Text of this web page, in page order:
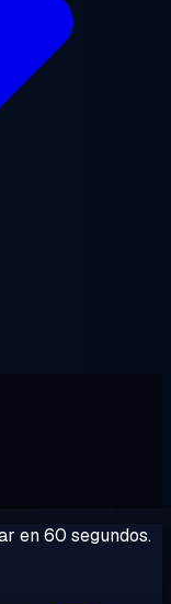
en 60 segundos.